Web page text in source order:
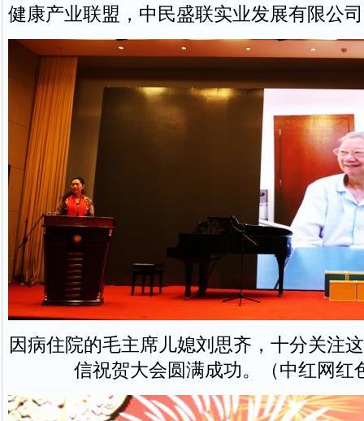
健康产业联盟，中民盛联实业发展有限公
因病住院的毛主席儿媳刘思齐，十分关注
信祝贺大会圆满成功。（中红网红